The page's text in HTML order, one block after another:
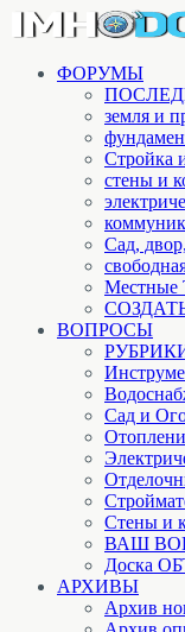
ФОРУМЫ
земля и
Стройка
стены и
Cад,
Местные
ВОПРОСЫ
Сад и
Стены и
ВАШ
Доска
АРХИВЫ
Архив